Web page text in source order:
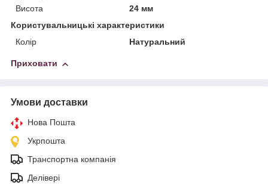
Висота
24 мм
Користувальницькі характеристики
Колір
Натуральний
Приховати
Умови доставки
Нова Пошта
Укрпошта
Транспортна компанія
Делівері